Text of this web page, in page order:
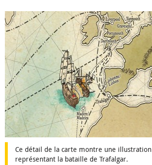
Ce détail de la carte montre une illustration
représentant la bataille de Trafalgar.